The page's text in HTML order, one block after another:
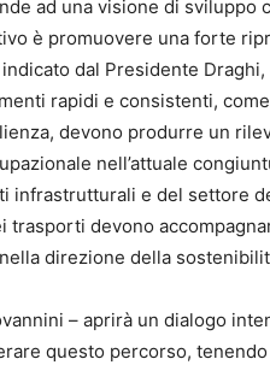
ad una visione di
è promuovere una forte
dal Presidente
rapidi e consistenti,
devono produrre un
nell’attuale
infrastrutturali e del settore
trasporti devono
direzione della
– aprirà un dialogo
questo percorso,